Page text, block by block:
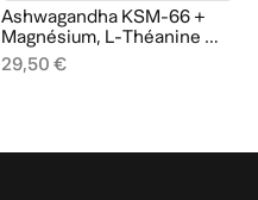
Ashwagandha KSM-66 +
Magnésium, L-Théanine &
Rhodiola - 60 Gélules - 60
Portions
29,50 €